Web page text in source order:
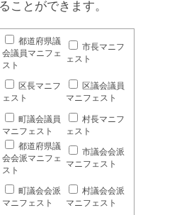
ことができます。
都道府県議
会議員マニフェ
スト
市長マニフ
ェスト
区長マニフ
ェスト
区議会議員
マニフェスト
町議会議員
マニフェスト
村長マニフ
ェスト
都道府県議
会会派マニフェ
スト
市議会会派
マニフェスト
町議会会派
マニフェスト
村議会会派
マニフェスト